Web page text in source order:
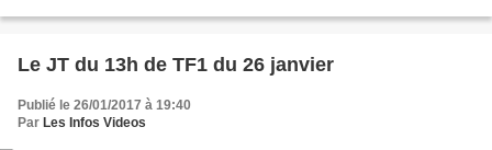
Le JT du 13h de TF1 du 26 janvier
Publié le 26/01/2017 à 19:40
Par Les Infos Videos